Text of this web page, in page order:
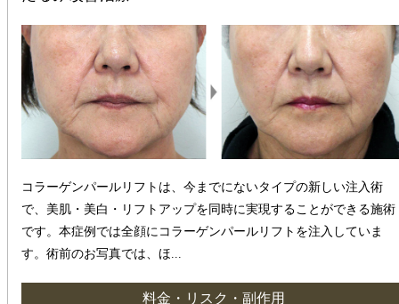
コラーゲンパールリフトは、今までにないタイプの新しい注入術
で、美肌・美白・リフトアップを同時に実現することができる施術
です。本症例では全顔にコラーゲンパールリフトを注入していま
す。術前のお写真では、ほ...
料金・リスク・副作用